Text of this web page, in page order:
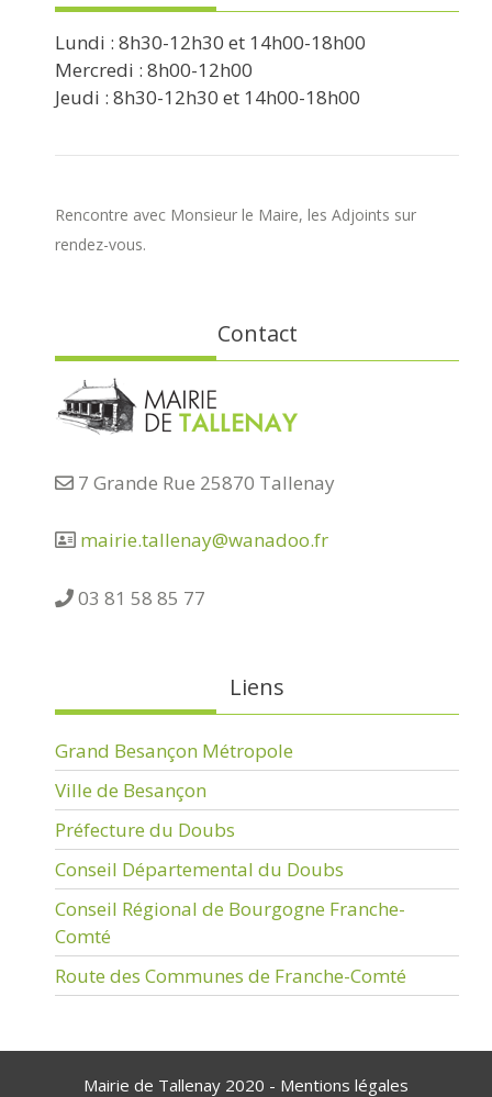
Lundi : 8h30-12h30 et 14h00-18h00
Mercredi : 8h00-12h00
Jeudi : 8h30-12h30 et 14h00-18h00
Rencontre avec Monsieur le Maire, les Adjoints sur
rendez-vous.
Contact
7 Grande Rue 25870 Tallenay
mairie.tallenay@wanadoo.fr
03 81 58 85 77
Liens
Grand Besançon Métropole
Ville de Besançon
Préfecture du Doubs
Conseil Départemental du Doubs
Conseil Régional de Bourgogne Franche-
Comté
Route des Communes de Franche-Comté
Mairie de Tallenay 2020 - Mentions légales